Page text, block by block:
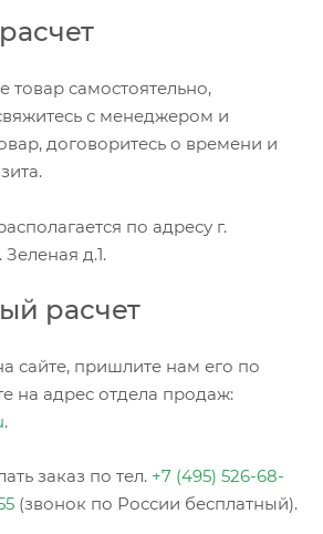
товар самостоятельно,
с менеджером и
договоритесь о времени и
по адресу г.
д.1.
расчет
сайте, пришлите нам его по
на адрес отдела продаж:
.
заказ по тел. +7 (495) 526-68-
(звонок по России бесплатный).